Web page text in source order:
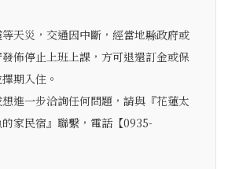
天災，交通因中斷，經當地縣政府或
佈停止上班上課，方可退還訂金或保
期入住。
進一步洽詢任何問題，請與『花蓮太
家民宿』聯繫，電話【0935-